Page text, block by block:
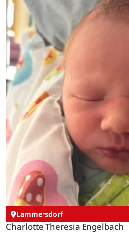
Lammersdorf
Charlotte Theresia Engelbach